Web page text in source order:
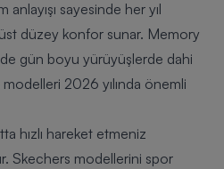
sayesinde her yıl
düzey konfor sunar. Memory
gün boyu yürüyüşlerde dahi
modelleri 2026 yılında önemli
hızlı hareket etmeniz
Skechers modellerini spor